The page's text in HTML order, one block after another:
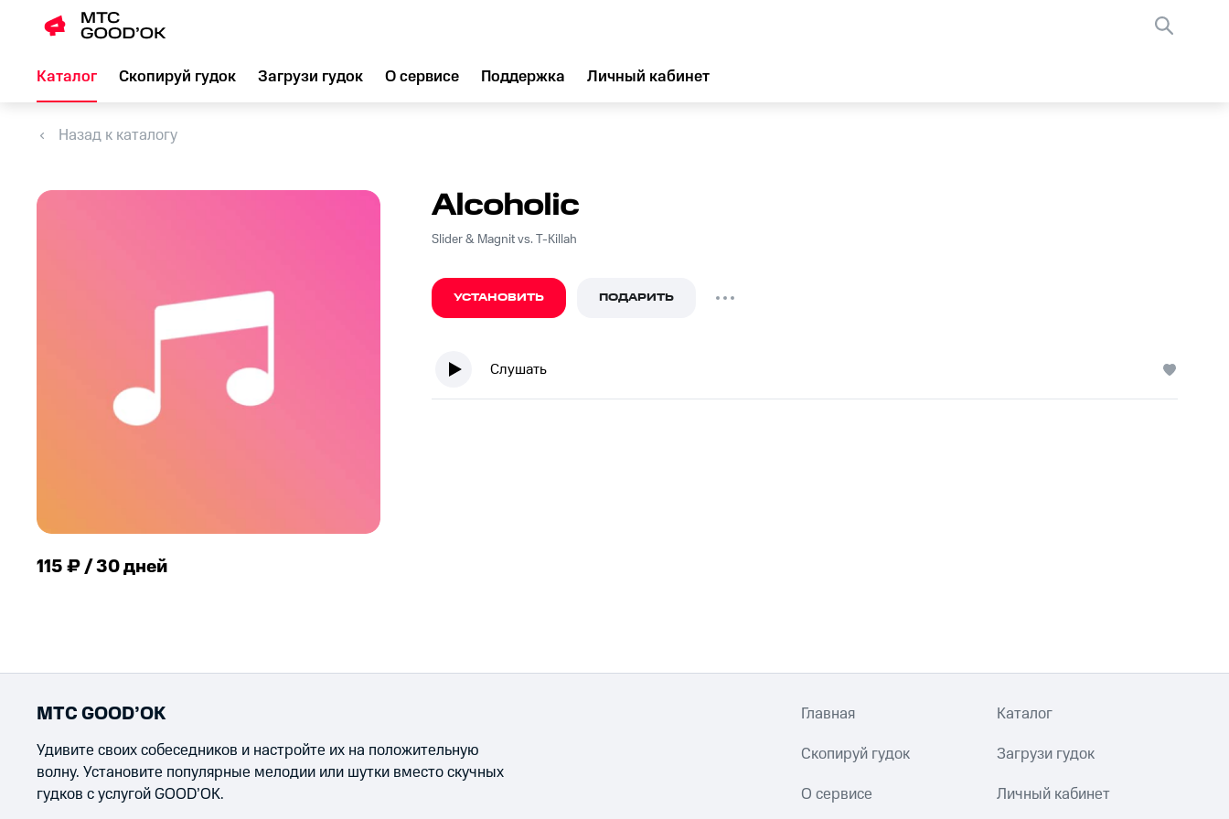
Каталог Скопируй гудок Загрузи гудок О сервисе Поддержка Личный кабинет
Назад к каталогу
115 ₽ / 30 дней
Alcoholic
Slider & Magnit vs. T-Killah
УСТАНОВИТЬ ПОДАРИТЬ
Слушать
МТС GOOD’OK
Удивите своих собеседников и настройте их на положительную
волну. Установите популярные мелодии или шутки вместо скучных
гудков с услугой GOOD’OK.
Главная Каталог
Скопируй гудок Загрузи гудок
О сервисе Личный кабинет